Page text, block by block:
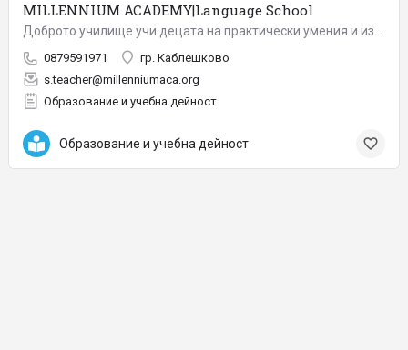
MILLENNIUM ACADEMY|Language School
0879591971
гр. Каблешково
s.teacher@millenniumaca.org
Образование и учебна дейност
Образование и учебна дейност